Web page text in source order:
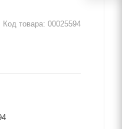
Код товара: 00025594